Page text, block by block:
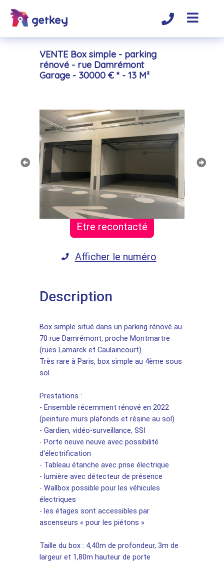
VENTE Box simple - parking
rénové - rue Damrémont
Garage - 30000 € * - 13 M²
Précédent
Etre recontacté
Afficher le numéro
Description
Box simple situé dans un parking rénové au
70 rue Damrémont, proche Montmartre
(rues Lamarck et Caulaincourt).
Très rare à Paris, box simple au 4ème sous
sol.
Prestations :
- Ensemble récemment rénové en 2022
(peinture murs plafonds et résine au sol)
- Gardien, vidéo-surveillance, SSI
- Porte neuve neuve avec possibilité
d'électrification
- Tableau étanche avec prise électrique
- lumière avec détecteur de présence
- Wallbox possible pour les véhicules
électriques
- les étages sont accessibles par
ascenseurs « pour les piétons »
Taille du box : 4,40m de profondeur, 3m de
largeur et 1,80m hauteur de porte